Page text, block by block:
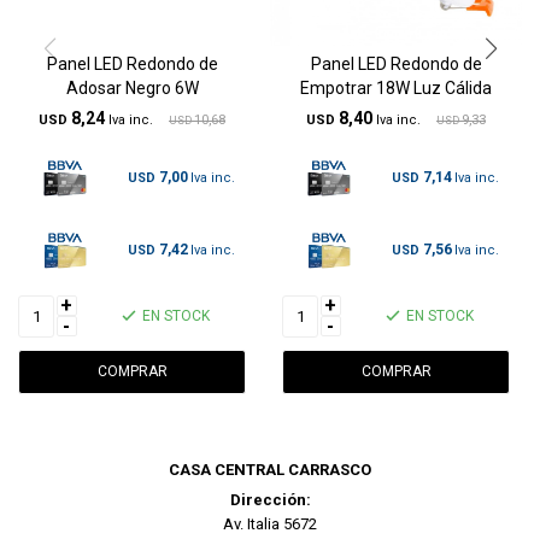
Panel LED Redondo de
Adosar Negro 6W
USD 8,24 USD 10,68
USD 7,00
USD 7,42
+
-
EN STOCK
Panel LED Redondo de
Empotrar 18W Luz Cálida
USD 8,40 USD 9,33
USD 7,14
USD 7,56
+
-
EN STOCK
CASA CENTRAL CARRASCO
Dirección:
Av. Italia 5672